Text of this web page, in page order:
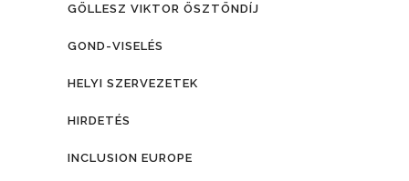
GÖLLESZ VIKTOR ÖSZTÖNDÍJ
GOND-VISELÉS
HELYI SZERVEZETEK
HIRDETÉS
INCLUSION EUROPE